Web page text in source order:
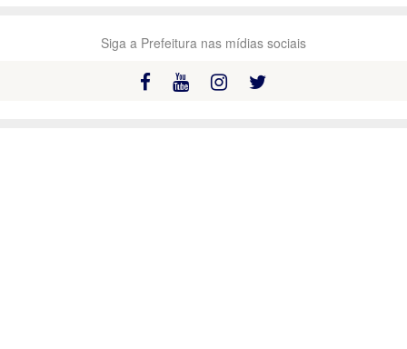
Siga a Prefeitura nas mídias sociais